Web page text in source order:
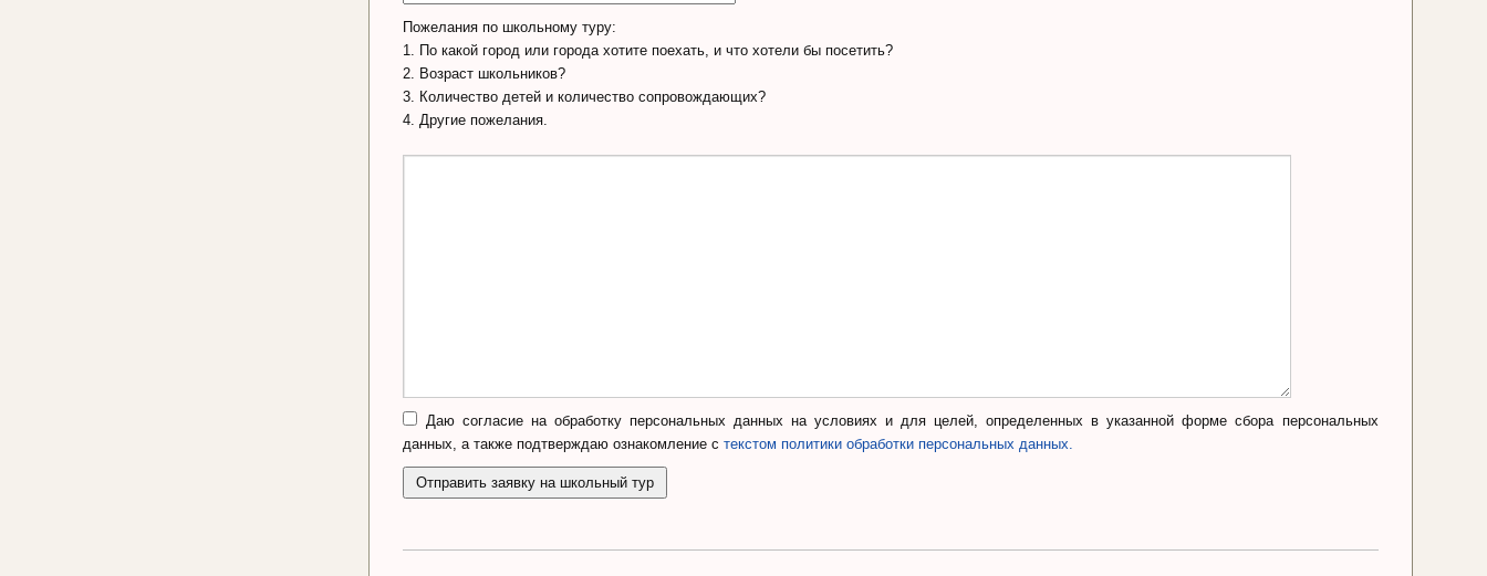
Пожелания по школьному туру:
1. По какой город или города хотите поехать, и что хотели бы посетить?
2. Возраст школьников?
3. Количество детей и количество сопровождающих?
4. Другие пожелания.
Даю согласие на обработку персональных данных на условиях и для целей, определенных в указанной форме сбора персональных
данных, а также подтверждаю ознакомление стекстом политики обработки персональных данных.